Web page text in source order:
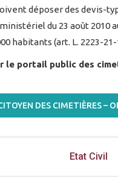
déposer des devis-
du 23 août 2010
habitants (art. L. 2223-
le portail public des
DES CIMETIÈRES –
Etat Civil